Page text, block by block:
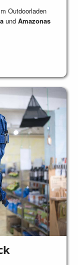
Outdoorladen
und Amazonas